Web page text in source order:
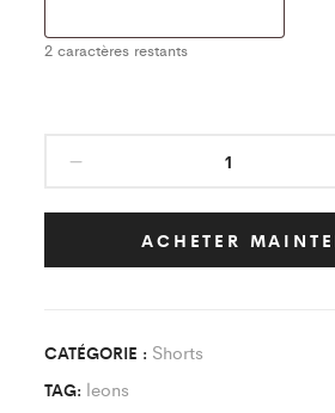
2 caractères restants
Gris/Noir
quantityACHETER
CATÉGORIE : Shorts
TAG: leons